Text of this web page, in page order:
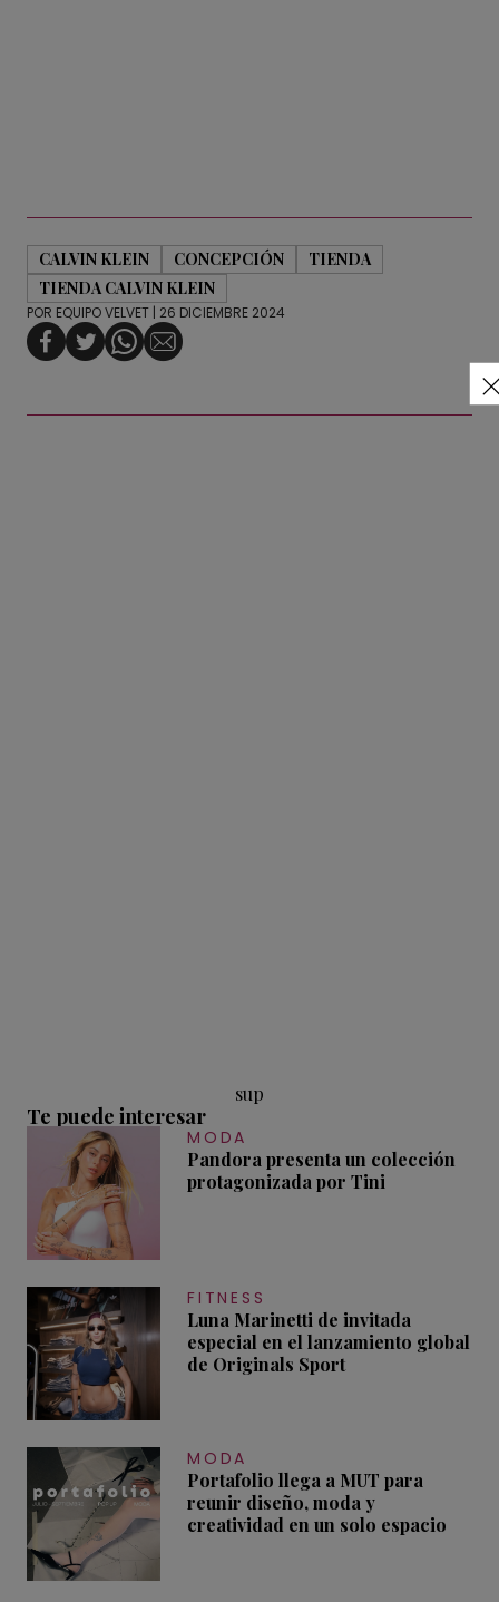
CALVIN KLEIN CONCEPCIÓN
TIENDA
TIENDA CALVIN KLEIN
POR EQUIPO VELVET | 26 DICIEMBRE 2024
sup
Te puede interesar
MODA
Pandora presenta un colección
protagonizada por Tini
FITNESS
Luna Marinetti de invitada
especial en el lanzamiento global
de Originals Sport
MODA
Portafolio llega a MUT para
reunir diseño, moda y
creatividad en un solo espacio